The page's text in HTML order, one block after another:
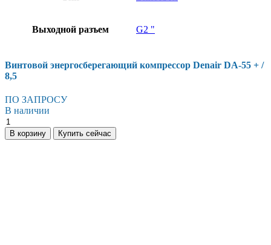
Выходной разъем G2 "
Винтовой энергосберегающий компрессор Denair DA-55 + /
8,5
ПО ЗАПРОСУ
В наличии
Винтовой
энергосберегающий
компрессор
В корзину Купить сейчас